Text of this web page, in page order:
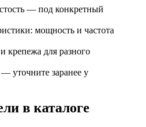
— под конкретный
мощность и частота
крепежа для разного
уточните заранее у
в каталоге